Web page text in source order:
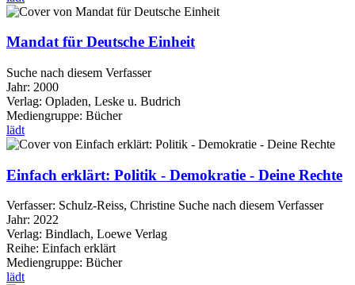
Mandat für Deutsche Einheit
Suche nach diesem Verfasser
Jahr: 2000
Verlag: Opladen, Leske u. Budrich
Mediengruppe: Bücher
lädt
Einfach erklärt: Politik - Demokratie - Deine Rechte
Verfasser: Schulz-Reiss, Christine Suche nach diesem Verfasser
Jahr: 2022
Verlag: Bindlach, Loewe Verlag
Reihe: Einfach erklärt
Mediengruppe: Bücher
lädt